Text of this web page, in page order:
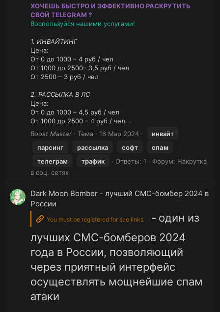
ХОЧЕШЬ БЫСТРО И ЭФФЕКТИВНО РАСКРУТИТЬ
СВОЙ TELEGRAM ?
Воспользуйся нашими услугами!
1. ИНВАЙТИНГ
Цена:
От 0 до 1000 – 4 руб / чел
От 1000 до 2500– 3,5 руб / чел
От 2500 – 3 руб / чел
2. РАССЫЛКА В ЛС
Цена:
От 0 до 1000 – 4,5 руб / чел
От 1000 до 2500 – 4 руб / чел...
Boost Master
Тема 16 Мар 2024
инвайт
парсинг
рассылка софт
спам
телеграм
трафик Ответы: 1 Форум: Накрутка
в соц. сетях
Dark Moon Bomber - лучший СМС-бомбер 2024 в
России
You must be registered for see links - один из
лучших СМС-бомберов 2024
года в России, позволяющий
через приятный интерфейс
осуществлять мощнейшие спам
атаки